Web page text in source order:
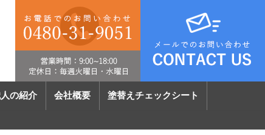
の紹介 会社概要 塗替えチェックシート